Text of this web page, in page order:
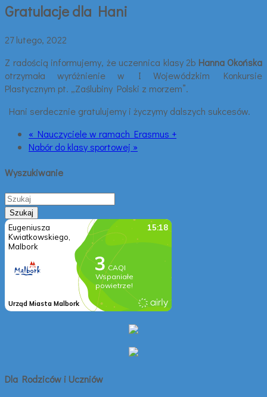
Gratulacje dla Hani
27 lutego, 2022
Z radością informujemy, że uczennica klasy 2b Hanna Okońska
otrzymała wyróżnienie w I Wojewódzkim Konkursie
Plastycznym pt. „Zaślubiny Polski z morzem”.
Hani serdecznie gratulujemy i życzymy dalszych sukcesów.
« Nauczyciele w ramach Erasmus +
Nabór do klasy sportowej »
Wyszukiwanie
Dla Rodziców i Uczniów